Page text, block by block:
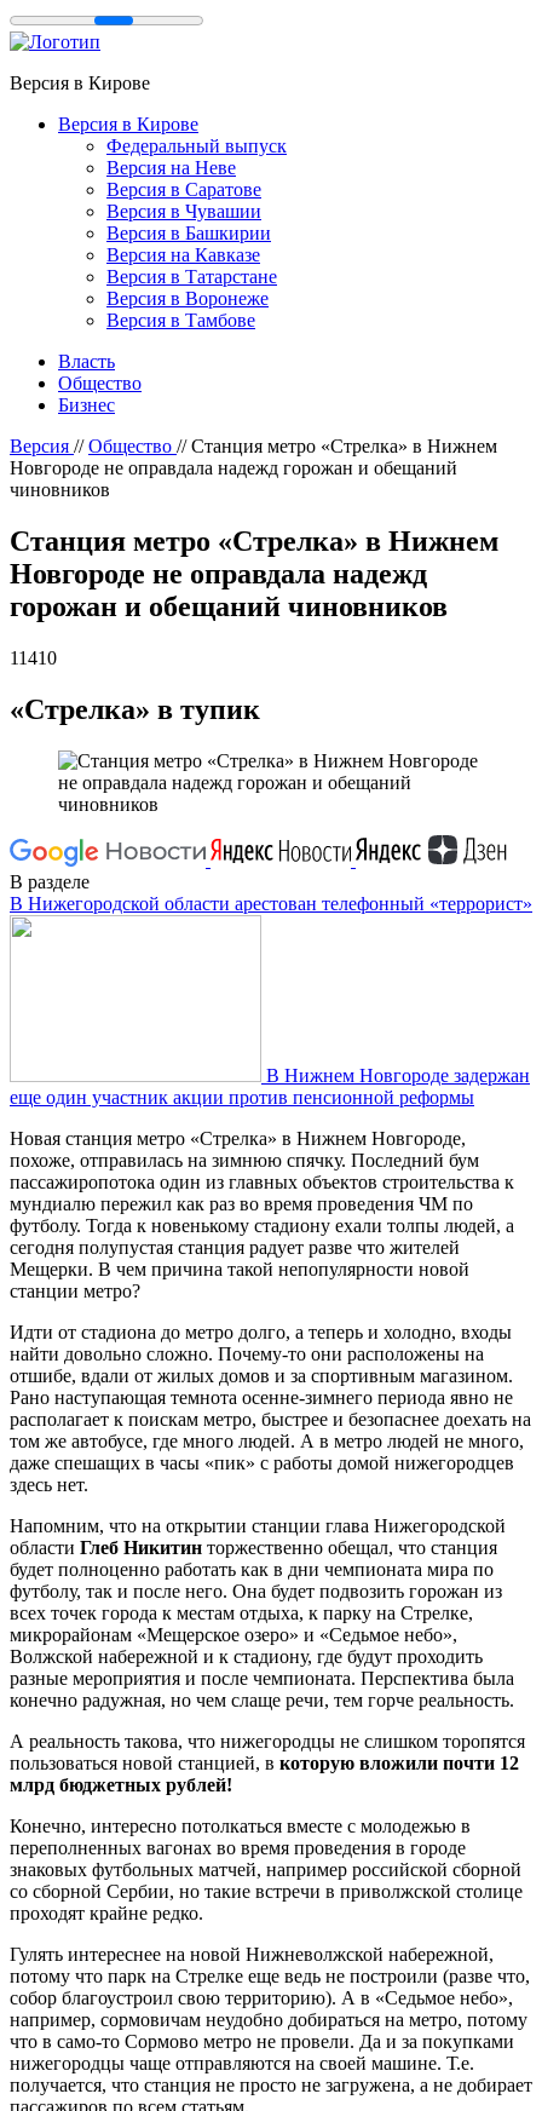
Версия в Кирове
Версия в Кирове
Федеральный выпуск
Версия на Неве
Версия в Саратове
Версия в Чувашии
Версия в Башкирии
Версия на Кавказе
Версия в Татарстане
Версия в Воронеже
Версия в Тамбове
Власть
Общество
Бизнес
Версия //Общество //Станция метро «Стрелка» в Нижнем
Новгороде не оправдала надежд горожан и обещаний
чиновников
Станция метро «Стрелка» в Нижнем
Новгороде не оправдала надежд
горожан и обещаний чиновников
11410
«Стрелка» в тупик
В разделе
В Нижегородской области арестован телефонный «террорист»
В Нижнем Новгороде задержан
еще один участник акции против пенсионной реформы
Новая станция метро «Стрелка» в Нижнем Новгороде,
похоже, отправилась на зимнюю спячку. Последний бум
пассажиропотока один из главных объектов строительства к
мундиалю пережил как раз во время проведения ЧМ по
футболу. Тогда к новенькому стадиону ехали толпы людей, а
сегодня полупустая станция радует разве что жителей
Мещерки. В чем причина такой непопулярности новой
станции метро?
Идти от стадиона до метро долго, а теперь и холодно, входы
найти довольно сложно. Почему-то они расположены на
отшибе, вдали от жилых домов и за спортивным магазином.
Рано наступающая темнота осенне-зимнего периода явно не
располагает к поискам метро, быстрее и безопаснее доехать на
том же автобусе, где много людей. А в метро людей не много,
даже спешащих в часы «пик» с работы домой нижегородцев
здесь нет.
Напомним, что на открытии станции глава Нижегородской
области Глеб Никитин торжественно обещал, что станция
будет полноценно работать как в дни чемпионата мира по
футболу, так и после него. Она будет подвозить горожан из
всех точек города к местам отдыха, к парку на Стрелке,
микрорайонам «Мещерское озеро» и «Седьмое небо»,
Волжской набережной и к стадиону, где будут проходить
разные мероприятия и после чемпионата. Перспектива была
конечно радужная, но чем слаще речи, тем горче реальность.
А реальность такова, что нижегородцы не слишком торопятся
пользоваться новой станцией, в которую вложили почти 12
млрд бюджетных рублей!
Конечно, интересно потолкаться вместе с молодежью в
переполненных вагонах во время проведения в городе
знаковых футбольных матчей, например российской сборной
со сборной Сербии, но такие встречи в приволжской столице
проходят крайне редко.
Гулять интереснее на новой Нижневолжской набережной,
потому что парк на Стрелке еще ведь не построили (разве что,
собор благоустроил свою территорию). А в «Седьмое небо»,
например, сормовичам неудобно добираться на метро, потому
что в само-то Сормово метро не провели. Да и за покупками
нижегородцы чаще отправляются на своей машине. Т.е.
получается, что станция не просто не загружена, а не добирает
пассажиров по всем статьям.